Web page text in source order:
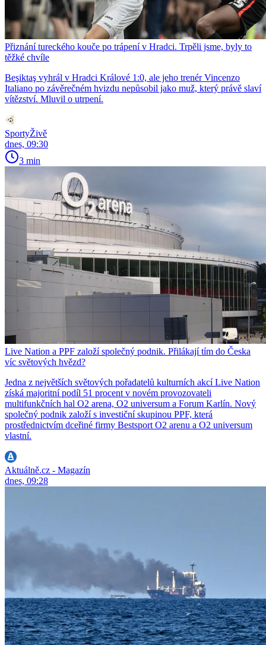
Přiznání tureckého kouče po trápení v Hradci. Trpěli jsme, byly to
těžké chvíle
Beşiktaş vyhrál v Hradci Králové 1:0, ale jeho trenér Vincenzo
Italiano po závěrečném hvizdu nepůsobil jako muž, který právě slaví
vítězství. Mluvil o utrpení.
SportyŽivě
dnes, 09:30
3 min
Live Nation a PPF založí společný podnik. Přilákají tím do Česka
víc světových hvězd?
Jedna z největších světových pořadatelů kulturních akcí Live Nation
získá majoritní podíl 51 procent v novém provozovateli
multifunkčních hal O2 arena, O2 universum a Forum Karlín. Nový
společný podnik založí s investiční skupinou PPF, která
prostřednictvím dceřiné firmy Bestsport O2 arenu a O2 universum
vlastní.
Aktuálně.cz - Magazín
dnes, 09:28